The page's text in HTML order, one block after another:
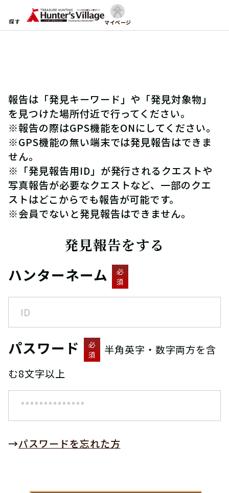
探す マイページ
報告は「発見キーワード」や「発見対象物」
を見つけた場所付近で行ってください。
※報告の際はGPS機能をONにしてください。
※GPS機能の無い端末では発見報告はできま
せん。
※「発見報告用ID」が発行されるクエストや
写真報告が必要なクエストなど、一部のクエ
ストはどこからでも報告が可能です。
※会員でないと発見報告はできません。
発見報告をする
ハンターネーム
必
須
パスワード
必
須
半角英字・数字両方を含
む8文字以上
→パスワードを忘れた方